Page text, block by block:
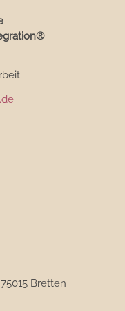
Bretten